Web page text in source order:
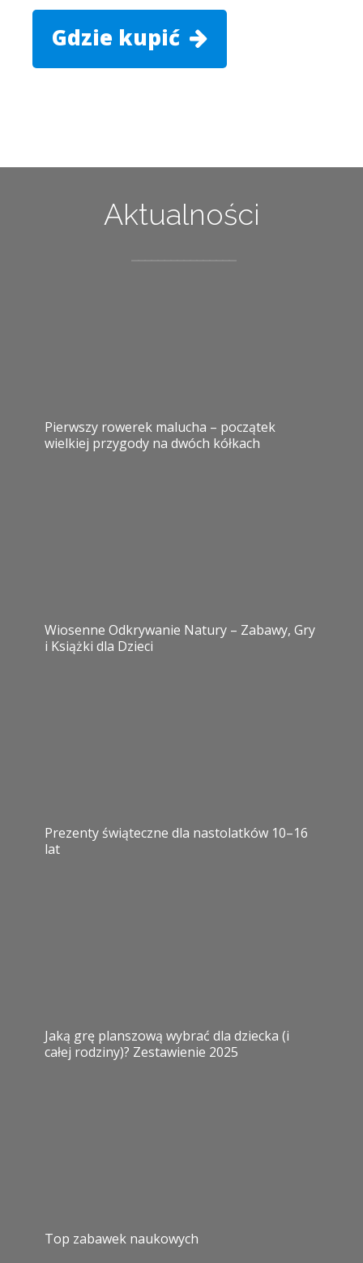
Gdzie kupić
Aktualności
Pierwszy rowerek malucha – początek
wielkiej przygody na dwóch kółkach
Wiosenne Odkrywanie Natury – Zabawy, Gry
i Książki dla Dzieci
Prezenty świąteczne dla nastolatków 10–16
lat
Jaką grę planszową wybrać dla dziecka (i
całej rodziny)? Zestawienie 2025
Top zabawek naukowych